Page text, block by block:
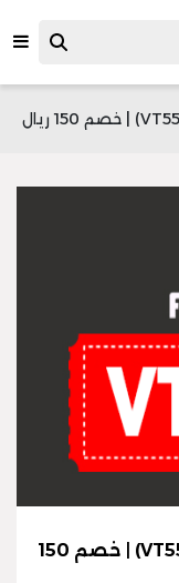
كود خصم فوت لوكر | رمز الكود (VT55) | خصم 150